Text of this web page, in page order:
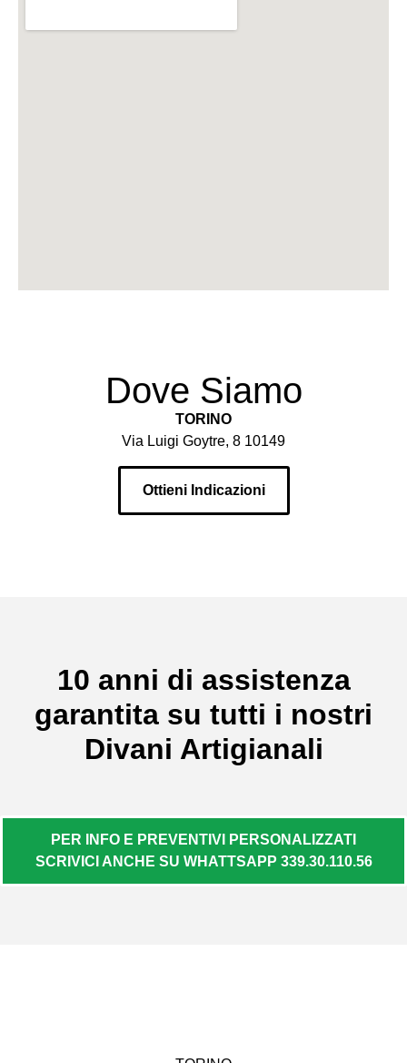
Dove Siamo
TORINO
Via Luigi Goytre, 8 10149
Ottieni Indicazioni
10 anni di assistenza
garantita su tutti i nostri
Divani Artigianali
PER INFO E PREVENTIVI PERSONALIZZATI
SCRIVICI ANCHE SU WHATTSAPP 339.30.110.56